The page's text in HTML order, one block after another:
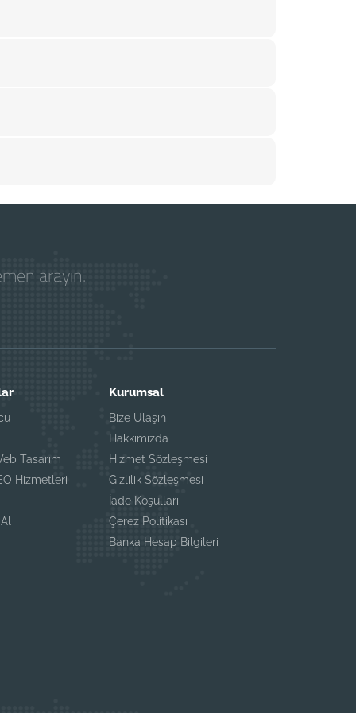
arayın.
Tasarım
Hizmetleri
Kurumsal
Bize Ulaşın
Hakkımızda
Hizmet Sözleşmesi
Gizlilik Sözleşmesi
İade Koşulları
Çerez Politikası
Banka Hesap Bilgileri